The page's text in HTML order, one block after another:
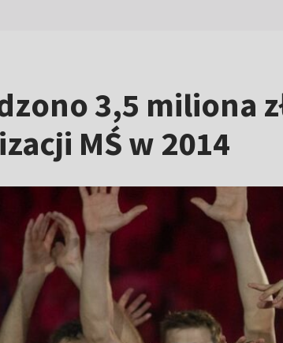
3,5 miliona
MŚ w 2014